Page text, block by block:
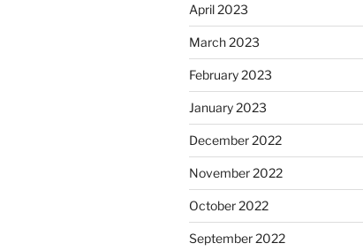
April 2023
March 2023
February 2023
January 2023
December 2022
November 2022
October 2022
September 2022